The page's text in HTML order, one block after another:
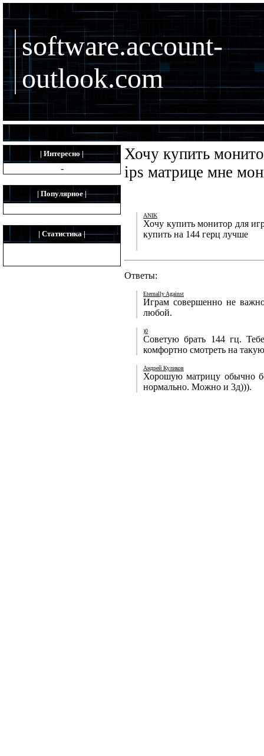
software.account-
outlook.com
| Интересно |
-
| Популярное |
| Статистика |
Хочу купить
ips матрице мне
ANIK
Хочу купить монитор для
купить на 144 герц лучше
Ответы:
Eternally Against
Играм совершенно не
любой.
)0
Советую брать 144 гц.
комфортно смотреть на
Андрей Куликов
Хорошую матрицу обычно
нормально. Можно и 3д))).